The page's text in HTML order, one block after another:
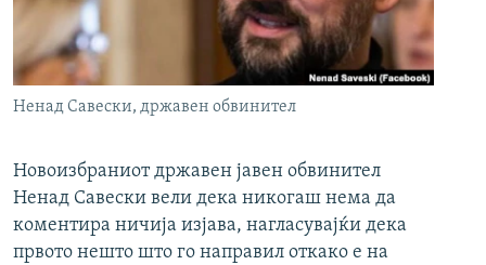
Ненад Савески, државен обвинител
Новоизбраниот државен јавен обвинител
Ненад Савески вели дека никогаш нема да
коментира ничија изјава, нагласувајќи дека
првото нешто што го направил откако е на